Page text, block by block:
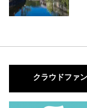
クラウドファ